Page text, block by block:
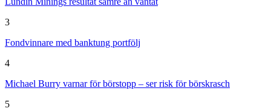
3
Fondvinnare med banktung portfölj
4
Michael Burry varnar för börstopp – ser risk för börskrasch
5